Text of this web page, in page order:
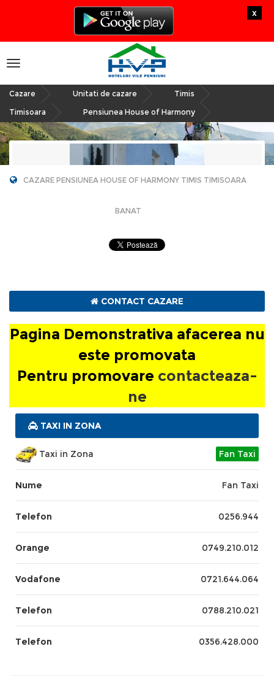
x
Toggle
navigation
Cazare Unitati de cazare Timis
Timisoara Pensiunea House of Harmony
Harmony
Pagina Demonstrativa afacerea nu este
promovata
Pentru promovarecontacteaza-ne
CAZARE PENSIUNEA HOUSE OF HARMONY TIMIS TIMISOARA
BANAT
CONTACT CAZARE
Pagina Demonstrativa afacerea nu
este promovata
Pentru promovare contacteaza-
ne
TAXI IN ZONA
Taxi in Zona Fan Taxi
Nume Fan Taxi
Telefon 0256.944
Orange 0749.210.012
Vodafone 0721.644.064
Telefon 0788.210.021
Telefon 0356.428.000